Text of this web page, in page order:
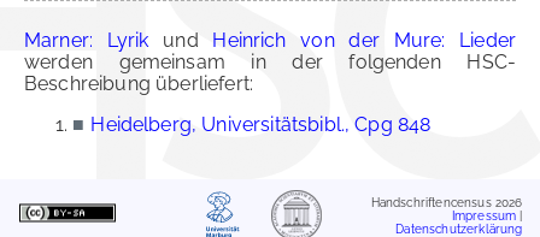
Marner: Lyrik und Heinrich von der Mure: Lieder
werden gemeinsam in der folgenden HSC-
Beschreibung überliefert:
■ Heidelberg, Universitätsbibl., Cpg 848
Handschriftencensus 2026
Impressum
Datenschutzerklärung